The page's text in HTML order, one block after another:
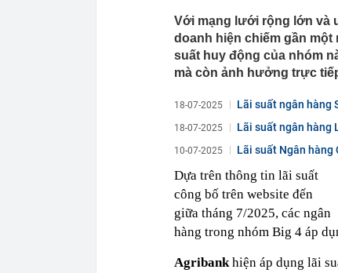
Với mạng lưới rộng lớn và
doanh hiện chiếm gần
suất huy động của nhóm
mà còn ảnh hưởng trực
18-07-2025 Lãi suất ngân hàng
18-07-2025 Lãi suất ngân hàng
10-07-2025 Lãi suất Ngân hàng
Dựa trên thông tin lãi suất
công bố trên website đến
giữa tháng 7/2025, các ngân
hàng trong nhóm Big 4 áp
Agribankhiện áp dụng lãi